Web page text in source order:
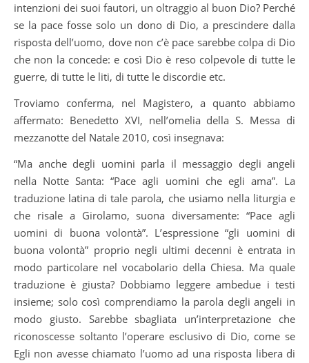
intenzioni dei suoi fautori, un oltraggio al buon Dio? Perché
se la pace fosse solo un dono di Dio, a prescindere dalla
risposta dell’uomo, dove non c’è pace sarebbe colpa di Dio
che non la concede: e così Dio è reso colpevole di tutte le
guerre, di tutte le liti, di tutte le discordie etc.
Troviamo conferma, nel Magistero, a quanto abbiamo
affermato: Benedetto XVI, nell’omelia della S. Messa di
mezzanotte del Natale 2010, così insegnava:
“Ma anche degli uomini parla il messaggio degli angeli
nella Notte Santa: “Pace agli uomini che egli ama”. La
traduzione latina di tale parola, che usiamo nella liturgia e
che risale a Girolamo, suona diversamente: “Pace agli
uomini di buona volontà”. L’espressione “gli uomini di
buona volontà” proprio negli ultimi decenni è entrata in
modo particolare nel vocabolario della Chiesa. Ma quale
traduzione è giusta? Dobbiamo leggere ambedue i testi
insieme; solo così comprendiamo la parola degli angeli in
modo giusto. Sarebbe sbagliata un’interpretazione che
riconoscesse soltanto l’operare esclusivo di Dio, come se
Egli non avesse chiamato l’uomo ad una risposta libera di